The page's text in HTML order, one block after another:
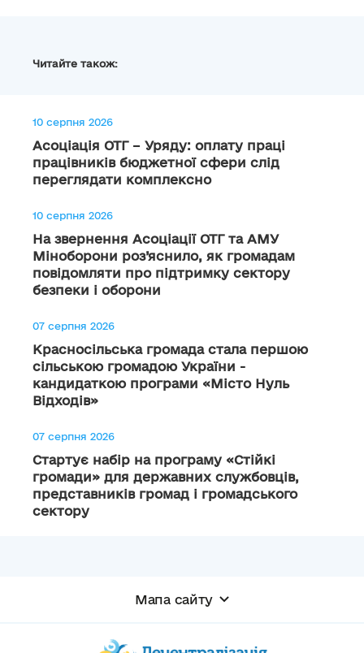
Читайте також:
10 серпня 2026
Асоціація ОТГ – Уряду: оплату праці
працівників бюджетної сфери слід
переглядати комплексно
10 серпня 2026
На звернення Асоціації ОТГ та АМУ
Міноборони роз’яснило, як громадам
повідомляти про підтримку сектору
безпеки і оборони
07 серпня 2026
Красносільська громада стала першою
сільською громадою України -
кандидаткою програми «Місто Нуль
Відходів»
07 серпня 2026
Стартує набір на програму «Стійкі
громади» для державних службовців,
представників громад і громадського
сектору
Мапа сайту